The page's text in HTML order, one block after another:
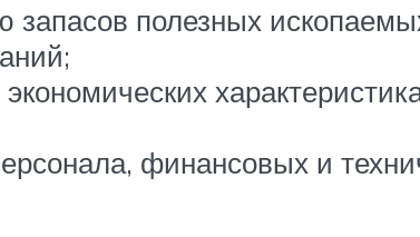
запасов полезных
финансовых и